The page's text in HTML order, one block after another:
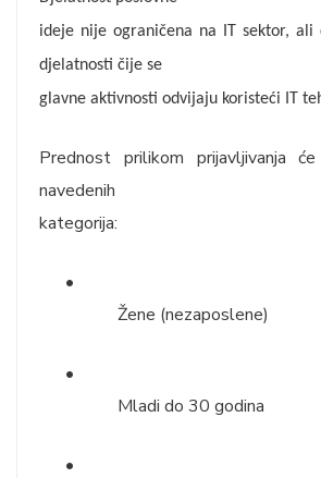
ideje nije ograničena na IT sektor, ali
djelatnosti čije se
glavne aktivnosti odvijaju koristeći IT
Prednost prilikom prijavljivanja
navedenih
kategorija:
•
Žene (nezaposlene)
•
Mladi do 30 godina
•